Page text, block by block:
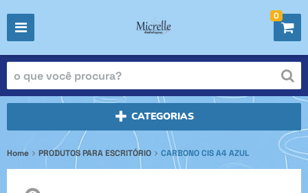
0
CATEGORIAS
Home PRODUTOS PARA ESCRITÓRIO CARBONO CIS A4 AZUL